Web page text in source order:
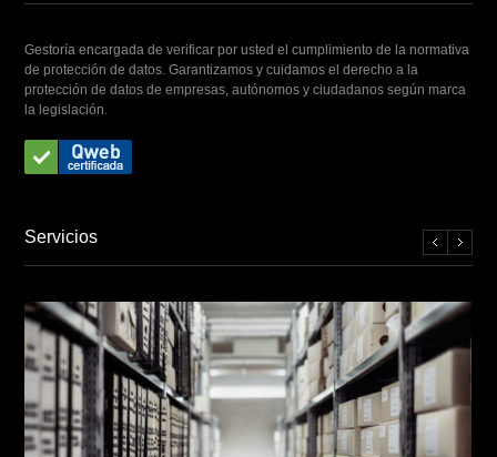
Gestoría encargada de verificar por usted el cumplimiento de la normativa
de protección de datos. Garantizamos y cuidamos el derecho a la
protección de datos de empresas, autónomos y ciudadanos según marca
la legislación.
Servicios